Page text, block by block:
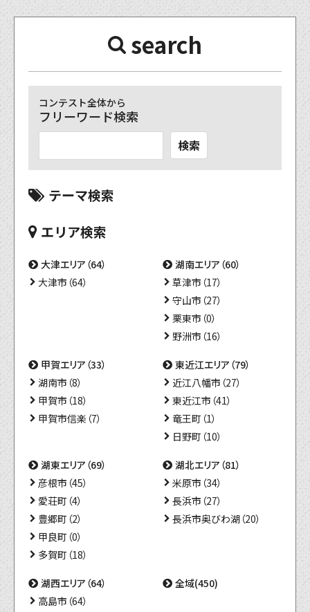
search
コンテスト全体から
フリーワード検索
検索
テーマ検索
エリア検索
大津エリア（64）
大津市（64）
湖南エリア（60）
草津市（17）
守山市（27）
栗東市（0）
野洲市（16）
甲賀エリア（33）
湖南市（8）
甲賀市（18）
甲賀市信楽（7）
東近江エリア（79）
近江八幡市（27）
東近江市（41）
竜王町（1）
日野町（10）
湖東エリア（69）
彦根市（45）
愛荘町（4）
豊郷町（2）
甲良町（0）
多賀町（18）
湖北エリア（81）
米原市（34）
長浜市（27）
長浜市奥びわ湖（20）
湖西エリア（64）
高島市（64）
全域(450)